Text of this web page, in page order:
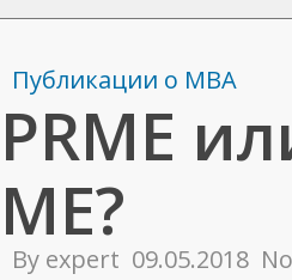
Публикации о МВА
PRME
ME?
By expert 09.05.2018